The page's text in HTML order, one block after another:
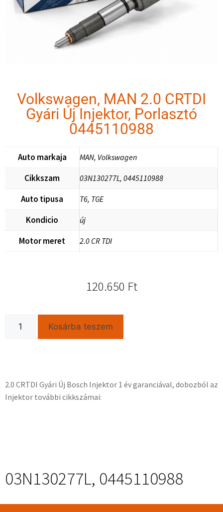
Volkswagen, MAN 2.0 CRTDI
Gyári Új Injektor, Porlasztó
0445110988
Auto markaja MAN, Volkswagen
Cikkszam 03N130277L, 0445110988
Auto tipusa T6, TGE
Kondicio új
Motor meret 2.0 CR TDI
120.650 Ft
Kosárba teszem
2.0 CRTDI Gyári Új Bosch Injektor 1 év garanciával, dobozból az
Injektor további cikkszámai:
03N130277L, 0445110988